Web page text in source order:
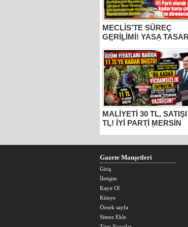
MECLİS’TE SÜREÇ
GERİLİMİ! YASA
GÖRÜŞMELERİNE
KATILAN İYİ PARTİ
MİLLETVEKİLİ
BURHANETTİN
“ŞEHİT AİLELERİ
DIŞI, KATİL APO
MUHATAP!”
MALİYETİ 30 TL, SATIŞI
TL! İYİ PARTİ MERSİN
MİLLETVEKİLİ
BURHANETTİN
KOCAMAZ’DAN
KADAR VİCDANSIZLIK
YAPMAYIN!”
Gazete Manşetleri
Giriş
İletişim
Kayıt Ol
Künye
Örnek sayfa
Sitene Ekle